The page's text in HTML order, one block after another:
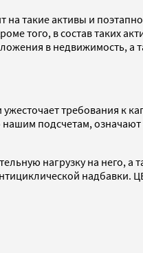
такие активы и
того, в состав таких
в недвижимость, а
требования к
подсчетам,
нагрузку на него, а
надбавки.